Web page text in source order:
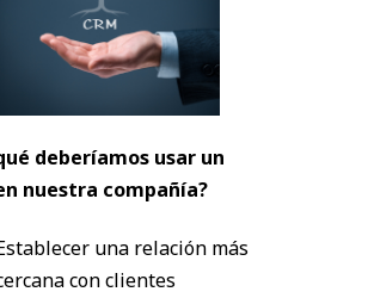
deberíamos usar un
nuestra compañía?
una relación más
con clientes